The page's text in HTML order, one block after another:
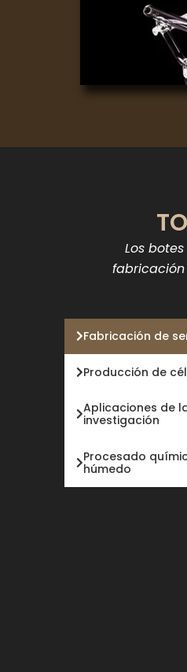
Los
fabricación
Fabricación de
Producción de
Aplicaciones de
investigación
Procesado
húmedo